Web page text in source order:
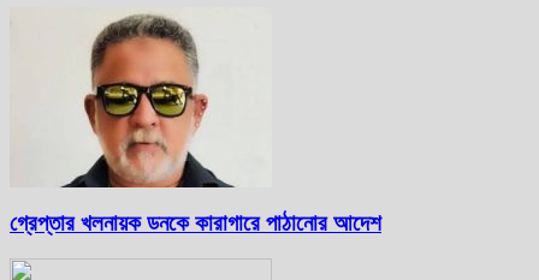
গ্রেপ্তার খলনায়ক ডনকে কারাগারে পাঠানোর আদেশ